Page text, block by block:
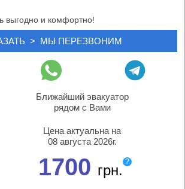
выгодно и комфортно!
Ближайший эвакуатор
рядом с Вами
Цена актуальна на
08 августа 2026г.
1700 грн.
?